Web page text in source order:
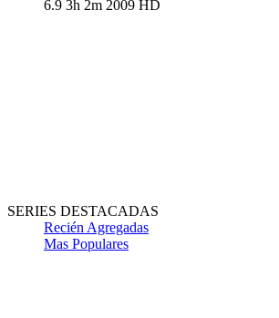
6.9 3h 2m 2009 HD
SERIES DESTACADAS
Recién Agregadas
Mas Populares